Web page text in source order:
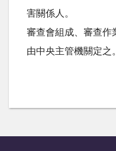
害關係人。
審查會組成、審查作
由中央主管機關定之。